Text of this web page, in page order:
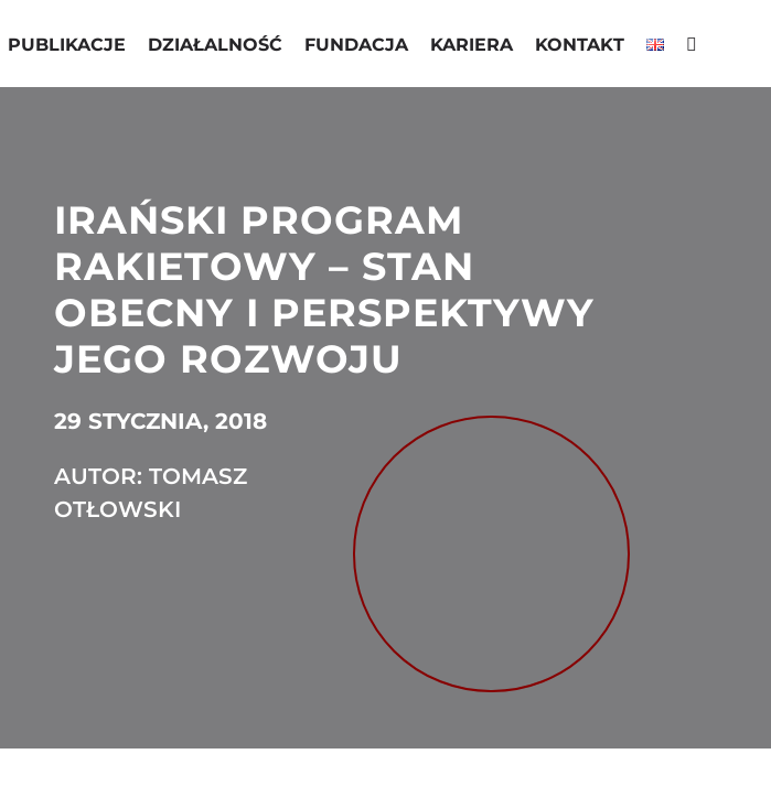
PUBLIKACJE DZIAŁALNOŚĆ FUNDACJA KARIERA KONTAKT
IRAŃSKI PROGRAM
RAKIETOWY – STAN
OBECNY I PERSPEKTYWY
JEGO ROZWOJU
29 STYCZNIA, 2018
AUTOR: TOMASZ
OTŁOWSKI